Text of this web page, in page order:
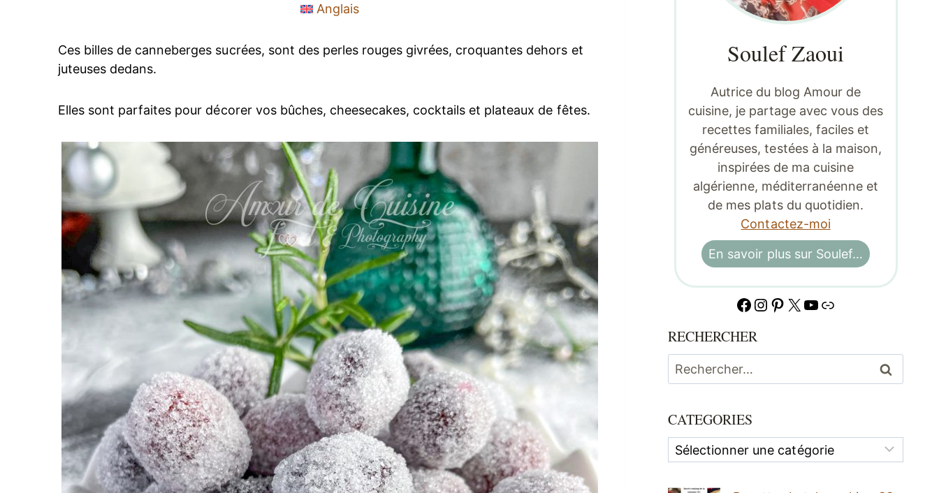
Anglais
Ces billes de canneberges sucrées, sont des perles rouges givrées, croquantes dehors et
juteuses dedans.
Elles sont parfaites pour décorer vos bûches, cheesecakes, cocktails et plateaux de fêtes.
Soulef Zaoui
Autrice du blog Amour de
cuisine, je partage avec vous des
recettes familiales, faciles et
généreuses, testées à la maison,
inspirées de ma cuisine
algérienne, méditerranéenne et
de mes plats du quotidien.
Contactez-moi
En savoir plus sur Soulef…
Facebook
Instagram
Pinterest
X YouTube
Lien
RECHERCHER
Rechercher :
CATEGORIES
Categories